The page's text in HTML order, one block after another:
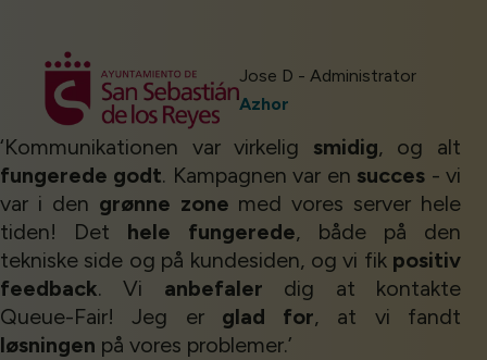
Jose D - Administrator
Azhor
‘Kommunikationen var virkelig smidig, og alt
fungerede godt. Kampagnen var en succes - vi
var i den grønne zone med vores server hele
tiden! Det hele fungerede, både på den
tekniske side og på kundesiden, og vi fik positiv
feedback. Vi anbefaler dig at kontakte
Queue-Fair! Jeg er glad for, at vi fandt
løsningen på vores problemer.’